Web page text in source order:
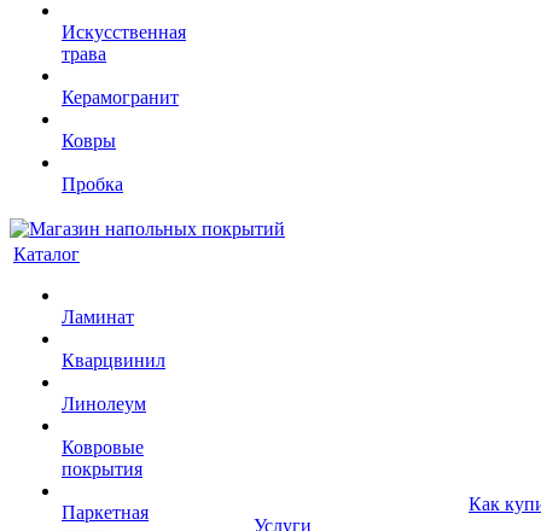
Искусственная
трава
Керамогранит
Ковры
Пробка
Каталог
Ламинат
Кварцвинил
Линолеум
Ковровые
покрытия
Паркетная
Услуги
Как